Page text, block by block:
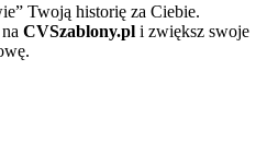
Twoją historię za Ciebie.
CVSzablony.pl i zwiększ swoje